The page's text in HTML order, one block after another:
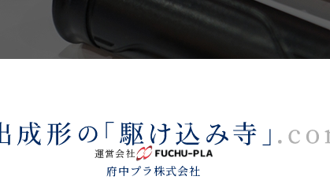
運営会社
府中プラ株式会社